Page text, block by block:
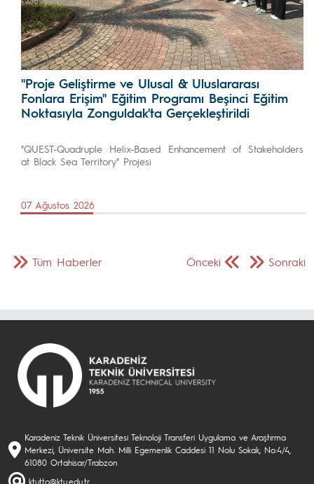
"Proje Geliştirme ve Ulusal & Uluslararası
Fonlara Erişim" Eğitim Programı Beşinci Eğitim
Noktasıyla Zonguldak'ta Gerçekleştirildi
"QUEST-Quadruple Helix-Based Enhancement of Stakeholders
at Black Sea Territory" Projesi
07 Ağustos 2026
Önceki Sonraki
Tüm Haberler
Karadeniz Teknik Üniversitesi Teknoloji Transferi Uygulama ve Araştırma
Merkezi, Üniversite Mah. Milli Egemenlik Caddesi 11 Nolu Sokak, No:4/4,
61080 Ortahisar/Trabzon
ktutto@ktu.edu.tr